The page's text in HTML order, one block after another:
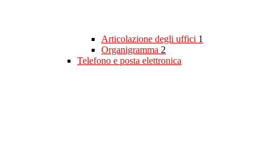
Articolazione degli uffici 1
Organigramma 2
Telefono e posta elettronica